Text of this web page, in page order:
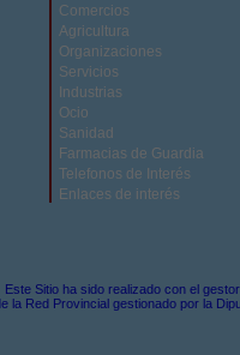
Comercios
Agricultura
Organizaciones
Servicios
Industrias
Ocio
Sanidad
Farmacias de Guardia
Telefonos de Interés
Enlaces de interés
Este Sitio ha sido realizado con el
la Red Provincial gestionado por la